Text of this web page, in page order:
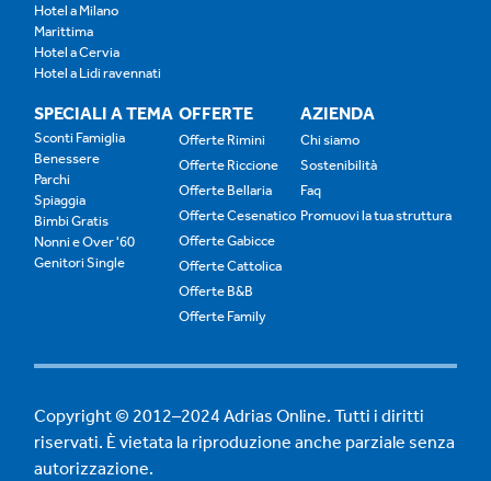
Hotel a Milano
Marittima
Hotel a Cervia
Hotel a Lidi ravennati
SPECIALI A TEMA
Sconti Famiglia
Benessere
Parchi
Spiaggia
Bimbi Gratis
Nonni e Over '60
Genitori Single
OFFERTE
Offerte Rimini
Offerte Riccione
Offerte Bellaria
Offerte Cesenatico
Offerte Gabicce
Offerte Cattolica
Offerte B&B
Offerte Family
AZIENDA
Chi siamo
Sostenibilità
Faq
Promuovi la tua struttura
Copyright © 2012–2024 Adrias Online. Tutti i diritti
riservati. È vietata la riproduzione anche parziale senza
autorizzazione.